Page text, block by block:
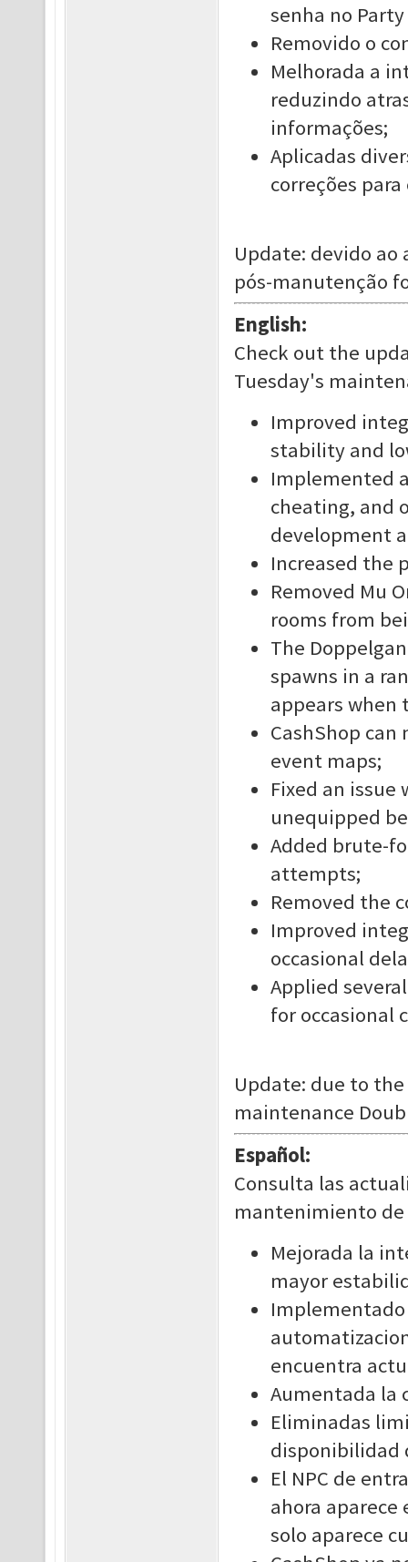
senha no
Removido o
Melhorada a
reduzindo
informações;
Aplicadas
correções
Update: devido ao
pós-manutenção
English:
Check out the
Tuesday's
Improved
stability and
Implemented
cheating, and
development
Increased the
Removed Mu
rooms from
The
spawns in a
appears when
CashShop
event maps;
Fixed an
unequipped
Added brute-
attempts;
Removed the
Improved
occasional
Applied
for occasional
Update: due to
maintenance
Español:
Consulta las
mantenimiento
Mejorada la
mayor
encuentra
Aumentada la
Eliminadas
disponibilidad
El NPC de
ahora aparece
solo aparece